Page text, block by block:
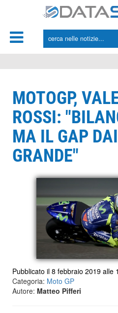
MOTOGP,
ROSSI:
MA IL GAP
GRANDE"
Pubblicato il 8 febbraio 2019 alle
Categoria: Moto GP
Autore: Matteo Pifferi